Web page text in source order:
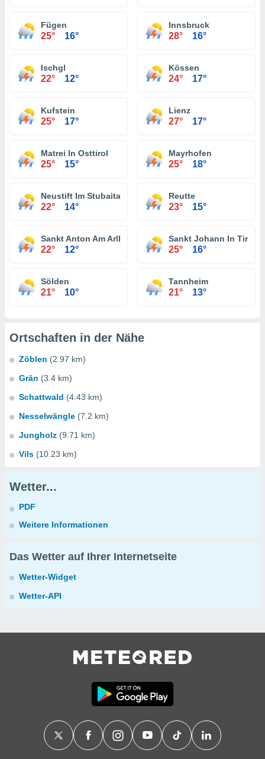
Fügen
25° 16°
Innsbruck
28° 16°
Ischgl
22° 12°
Kössen
24° 17°
Kufstein
25° 17°
Lienz
27° 17°
Matrei In Osttirol
25° 15°
Mayrhofen
25° 18°
Neustift Im Stubaital
22° 14°
Reutte
23° 15°
Sankt Anton Am Arlberg
22° 12°
Sankt Johann In Tirol
25° 16°
Sölden
21° 10°
Tannheim
21° 13°
Ortschaften in der Nähe
Zöblen (2.97 km)
Grän (3.4 km)
Schattwald (4.43 km)
Nesselwängle (7.2 km)
Jungholz (9.71 km)
Vils (10.23 km)
Wetter...
PDF
Weitere Informationen
Das Wetter auf Ihrer Internetseite
Wetter-Widget
Wetter-API